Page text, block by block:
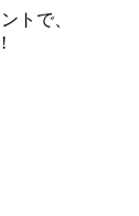
トで、